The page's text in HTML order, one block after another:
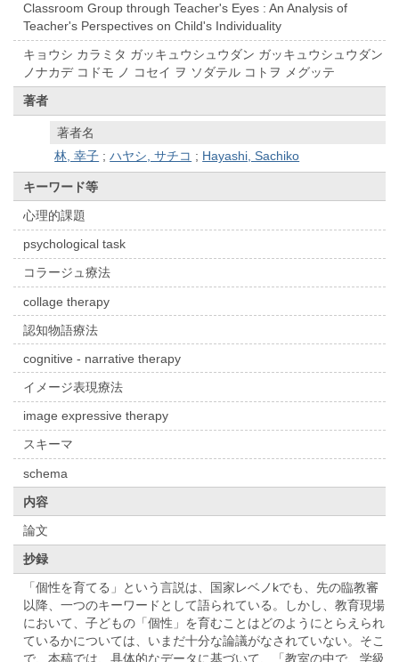
Classroom Group through Teacher's Eyes : An Analysis of
Teacher's Perspectives on Child's Individuality
キョウシ カラミタ ガッキュウシュウダン ガッキュウシュウダン
ノナカデ コドモ ノ コセイ ヲ ソダテル コトヲ メグッテ
著者
著者名
林, 幸子 ;ハヤシ, サチコ ; Hayashi, Sachiko
キーワード等
心理的課題
psychological task
コラージュ療法
collage therapy
認知物語療法
cognitive - narrative therapy
イメージ表現療法
image expressive therapy
スキーマ
schema
内容
論文
抄録
「個性を育てる」という言説は、国家レベノkでも、先の臨教審
以降、一つのキーワードとして語られている。しかし、教育現場
において、子どもの「個性」を育むことはどのようにとらえられ
ているかについては、いまだ十分な論議がなされていない。そこ
で、本稿では、具体的なデータに基づいて、「教室の中で、学級